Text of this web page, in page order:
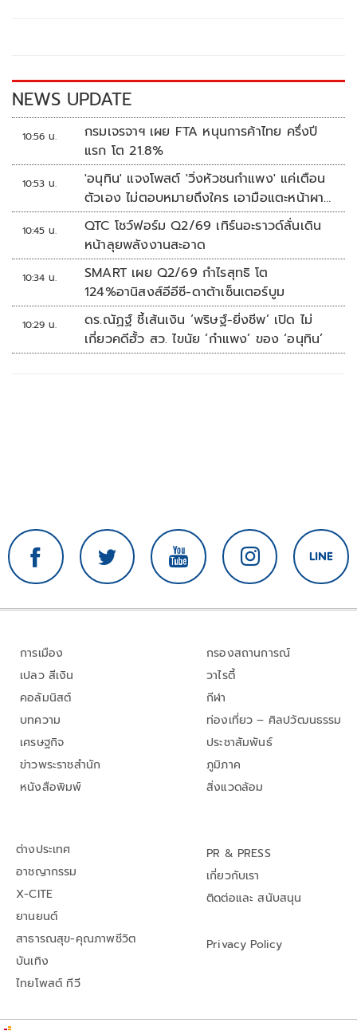
k k
NEWS UPDATE
10:56 น.
กรมเจรจาฯ เผย FTA หนุนการค้าไทย ครึ่งปี
แรก โต 21.8%
10:53 น.
'อนุทิน' แจงโพสต์ 'วิ่งหัวชนกำแพง' แค่เตือน
ตัวเอง ไม่ตอบหมายถึงใคร เอามือแตะหน้าผา
กบอก 'หัวโน'
10:45 น.
QTC โชว์ฟอร์ม Q2/69 เทิร์นอะราวด์ลั่นเดิน
หน้าลุยพลังงานสะอาด
10:34 น.
SMART เผย Q2/69 กำไรสุทธิ โต
124%อานิสงส์อีอีซี-ดาต้าเซ็นเตอร์บูม
10:29 น.
ดร.ณัฏฐ์ ชี้เส้นเงิน ‘พริษฐ์-ยิ่งชีพ’ เปิด ไม่
เกี่ยวคดีฮั้ว สว. ไขนัย ‘กำแพง’ ของ ‘อนุทิน’
การเมือง
เปลว สีเงิน
คอลัมนิสต์
บทความ
เศรษฐกิจ
ข่าวพระราชสำนัก
หนังสือพิมพ์
กรองสถานการณ์
วาไรตี้
กีฬา
ท่องเที่ยว – ศิลปวัฒนธรรม
ประชาสัมพันธ์
ภูมิภาค
สิ่งแวดล้อม
ต่างประเทศ
อาชญากรรม
X-CITE
ยานยนต์
สาธารณสุข-คุณภาพชีวิต
บันเทิง
ไทยโพสต์ ทีวี
PR & PRESS
เกี่ยวกับเรา
ติดต่อและ สนับสนุน
Privacy Policy